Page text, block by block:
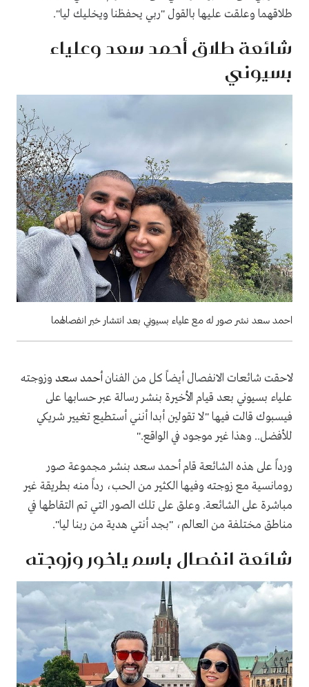
طلاقهما وعلقت عليها بالقول "ربي يحفظنا ويخليك ليا".
شائعة طلاق أحمد سعد وعلياء
بسيوني
احمد سعد نشر صور له مع علياء بسيوني بعد انتشار خبر انفصالهما
لاحقت شائعات الانفصال أيضاً كل من الفنان أحمد سعد وزوجته
علياء بسيوني بعد قيام الأخيرة بنشر رسالة عبر حسابها على
فيسبوك قالت فيها "لا تقولين أبدا أنني أستطيع تغيير شريكي
للأفضل.. وهذا غير موجود في الواقع".
ورداً على هذه الشائعة قام أحمد سعد بنشر مجموعة صور
رومانسية مع زوجته وفيها الكثير من الحب، رداً منه بطريقة غير
مباشرة على الشائعة. وعلق على تلك الصور التي تم التقاطها في
مناطق مختلفة من العالم، "بجد أنتي هدية من ربنا ليا".
شائعة انفصال باسم ياخور وزوجته